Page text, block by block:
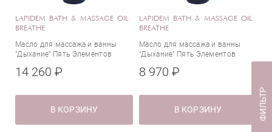
ФИЛЬТР
LAPIDEM BATH & MASSAGE OIL
BREATHE
Масло для массажа и ванны
"Дыхание" Пять Элементов
14 260 ₽
В КОРЗИНУ
LAPIDEM BATH & MASSAGE OIL
BREATHE
Масло для массажа и ванны
"Дыхание" Пять Элементов
8 970 ₽
В КОРЗИНУ